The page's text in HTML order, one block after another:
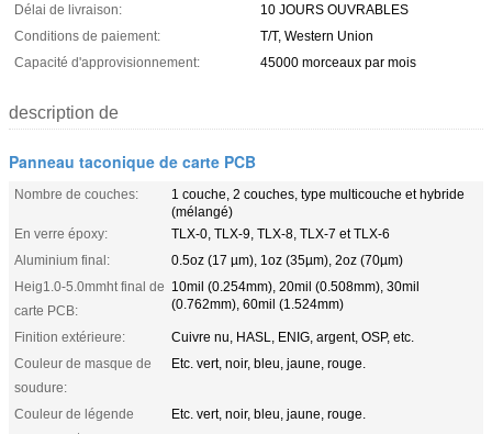
Délai de livraison:
10 JOURS OUVRABLES
Conditions de paiement:
T/T, Western Union
Capacité d'approvisionnement:
45000 morceaux par mois
description de
Panneau taconique de carte PCB
Nombre de couches:
1 couche, 2 couches, type multicouche et hybride
(mélangé)
En verre époxy:
TLX-0, TLX-9, TLX-8, TLX-7 et TLX-6
Aluminium final:
0.5oz (17 µm), 1oz (35µm), 2oz (70µm)
Heig1.0-5.0mmht final de
carte PCB:
10mil (0.254mm), 20mil (0.508mm), 30mil
(0.762mm), 60mil (1.524mm)
Finition extérieure:
Cuivre nu, HASL, ENIG, argent, OSP, etc.
Couleur de masque de
soudure:
Etc. vert, noir, bleu, jaune, rouge.
Couleur de légende
Etc. vert, noir, bleu, jaune, rouge.